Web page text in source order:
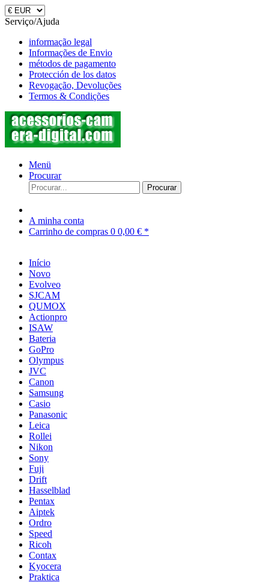
Serviço/Ajuda
informação legal
Informações de Envio
métodos de pagamento
Protección de los datos
Revogação, Devoluções
Termos & Condições
Menü
Procurar
Procurar
A minha conta
Carrinho de compras 0 0,00 € *
Início
Novo
Evolveo
SJCAM
QUMOX
Actionpro
ISAW
Bateria
GoPro
Olympus
JVC
Canon
Samsung
Casio
Panasonic
Leica
Rollei
Nikon
Sony
Fuji
Drift
Hasselblad
Pentax
Aiptek
Ordro
Speed
Ricoh
Contax
Kyocera
Praktica